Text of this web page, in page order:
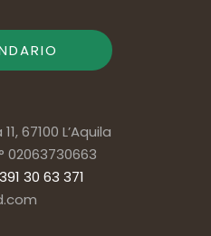
ebike
67100 L’Aquila
02063730663
30 63 371